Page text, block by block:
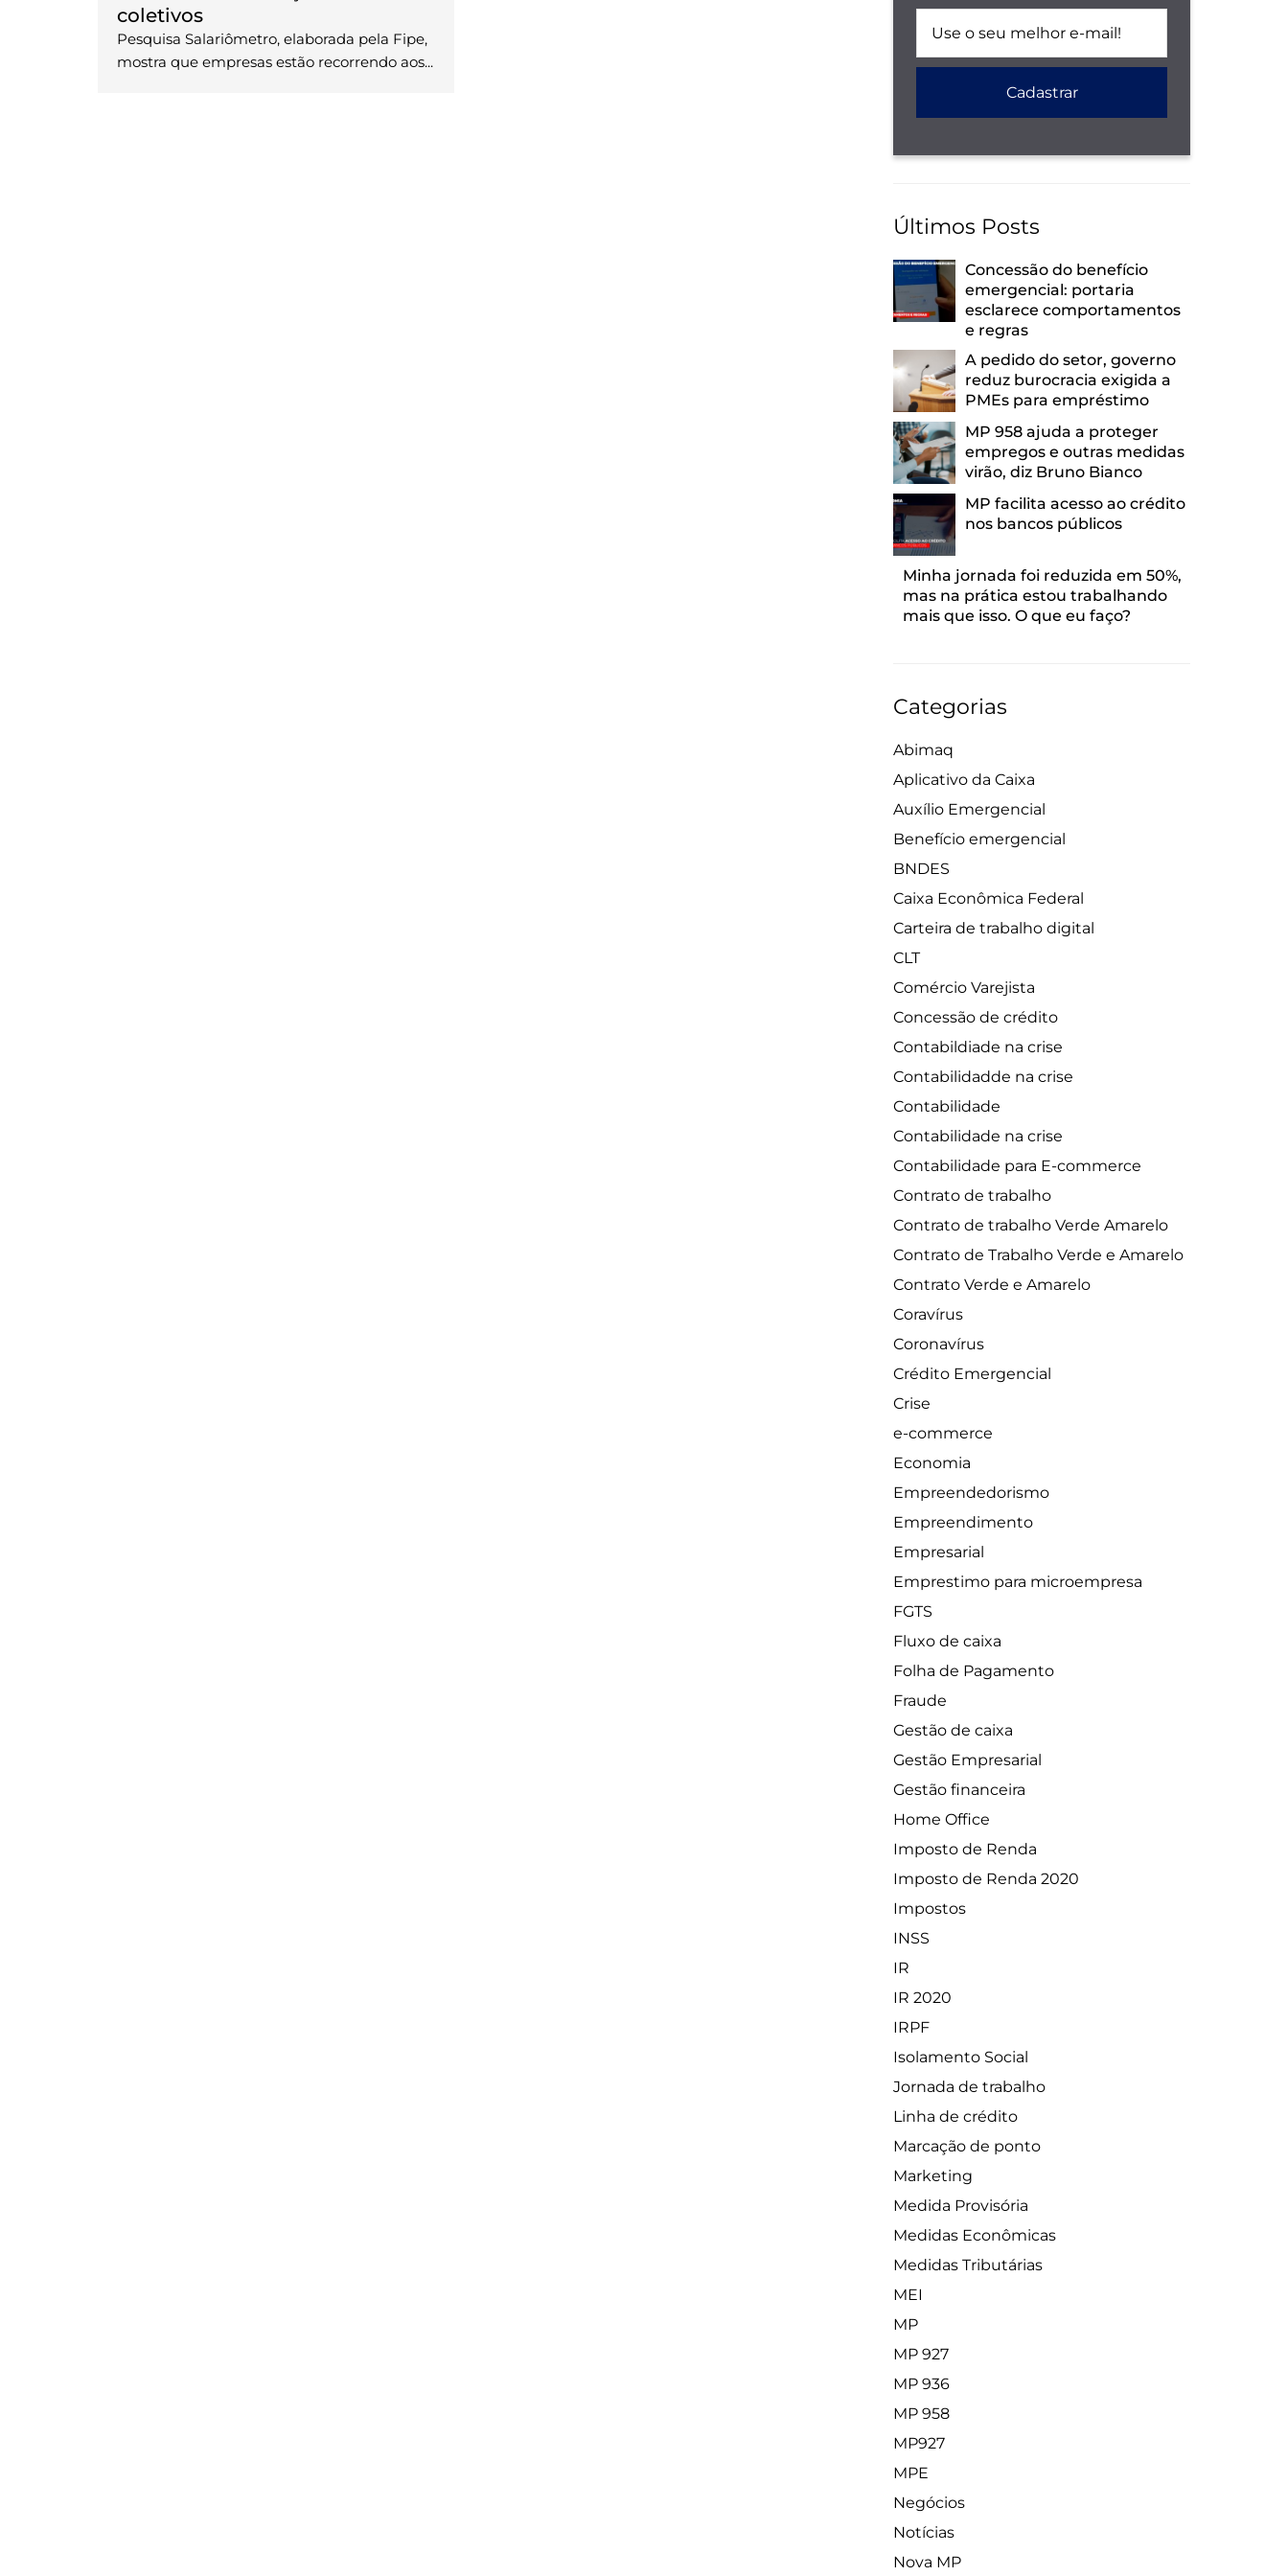
coletivos
Pesquisa Salariômetro, elaborada pela Fipe,
mostra que empresas estão recorrendo aos...
Últimos Posts
Concessão do benefício
emergencial: portaria
esclarece comportamentos
e regras
A pedido do setor, governo
reduz burocracia exigida a
PMEs para empréstimo
MP 958 ajuda a proteger
empregos e outras medidas
virão, diz Bruno Bianco
MP facilita acesso ao crédito
nos bancos públicos
Minha jornada foi reduzida em 50%,
mas na prática estou trabalhando
mais que isso. O que eu faço?
Categorias
Abimaq
Aplicativo da Caixa
Auxílio Emergencial
Benefício emergencial
BNDES
Caixa Econômica Federal
Carteira de trabalho digital
CLT
Comércio Varejista
Concessão de crédito
Contabildiade na crise
Contabilidadde na crise
Contabilidade
Contabilidade na crise
Contabilidade para E-commerce
Contrato de trabalho
Contrato de trabalho Verde Amarelo
Contrato de Trabalho Verde e Amarelo
Contrato Verde e Amarelo
Coravírus
Coronavírus
Crédito Emergencial
Crise
e-commerce
Economia
Empreendedorismo
Empreendimento
Empresarial
Emprestimo para microempresa
FGTS
Fluxo de caixa
Folha de Pagamento
Fraude
Gestão de caixa
Gestão Empresarial
Gestão financeira
Home Office
Imposto de Renda
Imposto de Renda 2020
Impostos
INSS
IR
IR 2020
IRPF
Isolamento Social
Jornada de trabalho
Linha de crédito
Marcação de ponto
Marketing
Medida Provisória
Medidas Econômicas
Medidas Tributárias
MEI
MP
MP 927
MP 936
MP 958
MP927
MPE
Negócios
Notícias
Nova MP